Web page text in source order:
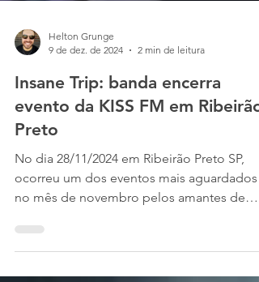
Helton Grunge
9 de dez. de 2024
2 min de leitura
Insane Trip: banda encerra
evento da KISS FM em Ribeirão
Preto
ocorreu um dos eventos mais aguardados
no mês de novembro pelos amantes de
rock, O Alternativa...